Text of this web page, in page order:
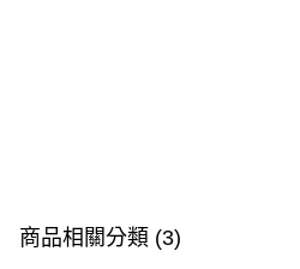
商品相關分類 (3)